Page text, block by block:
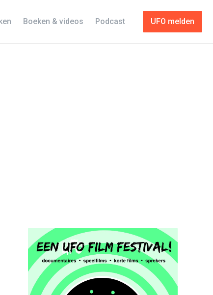
UFO melden
Boeken & videos Podcast